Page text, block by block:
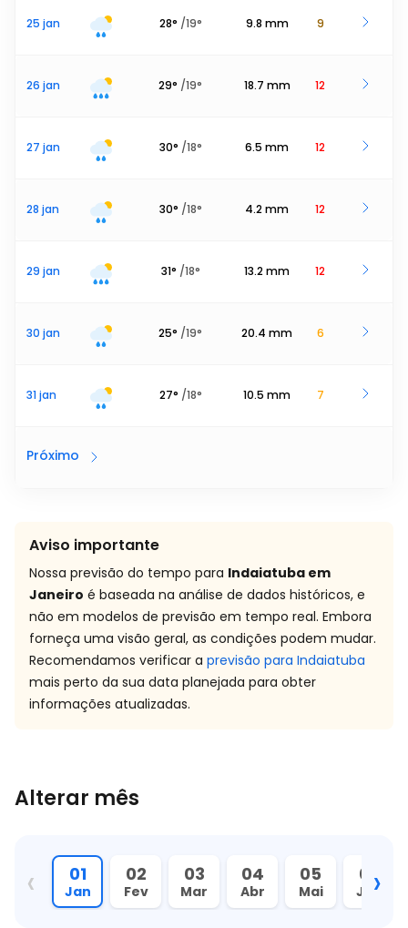
25 jan 28° /19° 9.8 mm 9
26 jan 29° /19° 18.7 mm 12
27 jan 30° /18° 6.5 mm 12
28 jan 30° /18° 4.2mm 12
29 jan 31° /18° 13.2mm 12
30 jan 25° /19° 20.4 mm 6
31 jan 27° /18° 10.5 mm 7
Próximo
Aviso importante
Nossa previsão do tempo para Indaiatuba em
Janeiro é baseada na análise de dados históricos, e
não em modelos de previsão em tempo real. Embora
forneça uma visão geral, as condições podem mudar.
Recomendamos verificar a previsão para Indaiatuba
mais perto da sua data planejada para obter
informações atualizadas.
Alterar mês
‹ 01
Jan
02
Fev
03
Mar
04
Abr
05
Mai
06
Jun
›